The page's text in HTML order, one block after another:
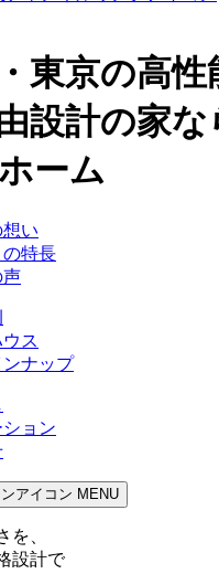
東京の高性
設計の家
ーム
い
特長
声
ス
ナップ
ション
MENU
を、
設計で